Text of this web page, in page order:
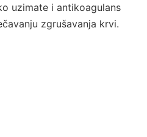
uzimate i antikoagulans
zgrušavanja krvi.